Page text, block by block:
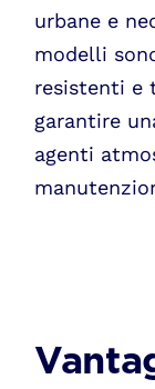
urbane e
modelli
resistenti e
garantire
agenti